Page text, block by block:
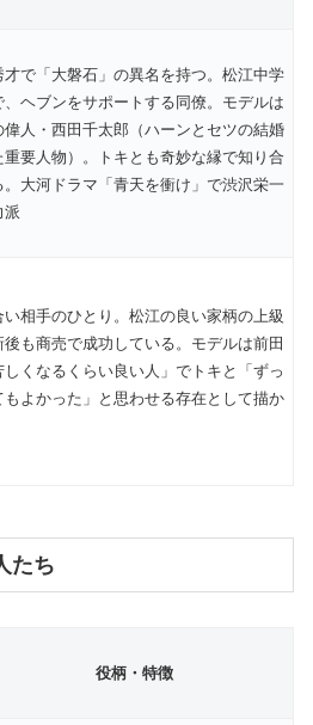
才で「大磐石」の異名を持つ。松江中学
ヘブンをサポートする同僚。モデルは
偉人・西田千太郎（ハーンとセツの結婚
重要人物）。トキとも奇妙な縁で知り合
。大河ドラマ「青天を衝け」で渋沢栄一
派
い相手のひとり。松江の良い家柄の上級
も商売で成功している。モデルは前田
くなるくらい良い人」でトキと「ずっ
もよかった」と思わせる存在として描か
たち
役柄・特徴